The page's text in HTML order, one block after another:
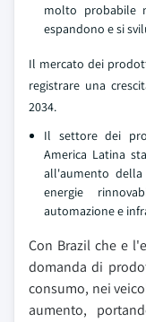
molto probabile
espandono e si
Il mercato dei
registrare una
2034.
Il settore dei
America Latina
all'aumento
energie
automazione e
Con Brazil che e
domanda di
consumo, nei
aumento,